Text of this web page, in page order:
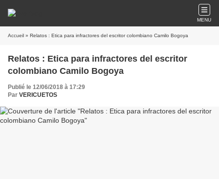
MENU
Accueil » Relatos : Etica para infractores del escritor colombiano Camilo Bogoya
Relatos : Etica para infractores del escritor
colombiano Camilo Bogoya
Publié le 12/06/2018 à 17:29
Par VERICUETOS